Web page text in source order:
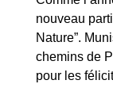
nouveau
Nature”.
chemins de
pour les